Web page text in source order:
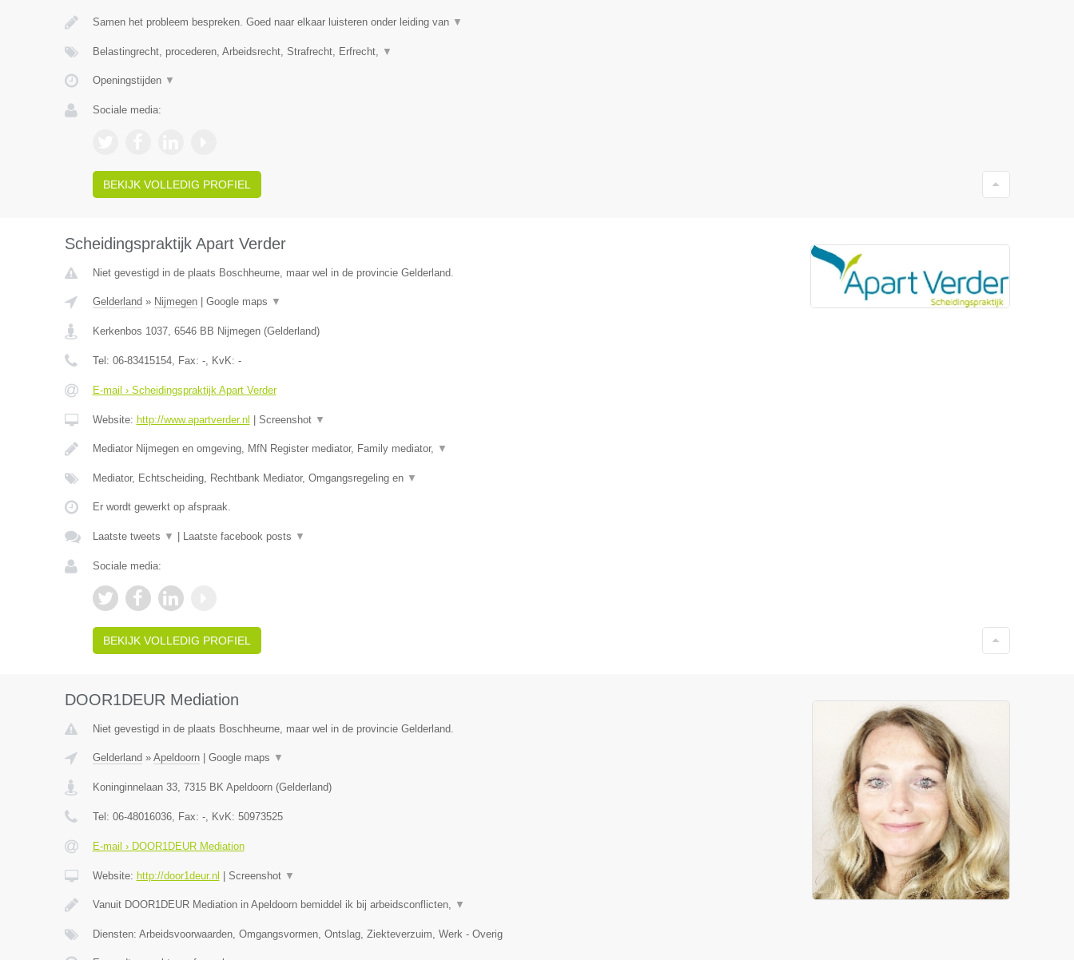
Samen het probleem bespreken. Goed naar elkaar luisteren onder leiding van ▼
Belastingrecht, procederen, Arbeidsrecht, Strafrecht, Erfrecht, ▼
Openingstijden ▼
Sociale media:
BEKIJK VOLLEDIG PROFIEL
Scheidingspraktijk Apart Verder
Niet gevestigd in de plaats Boschheurne, maar wel in de provincie Gelderland.
Gelderland » Nijmegen| Google maps ▼
Kerkenbos 1037, 6546 BB Nijmegen(Gelderland)
Tel: 06-83415154, Fax: -, KvK: -
E-mail › Scheidingspraktijk Apart Verder
Website: http://www.apartverder.nl Screenshot ▼
Mediator Nijmegen en omgeving, MfN Register mediator, Family mediator, ▼
Mediator, Echtscheiding, Rechtbank Mediator, Omgangsregeling en ▼
Er wordt gewerkt op afspraak.
Laatste tweets ▼ Laatste facebook posts ▼
Sociale media:
BEKIJK VOLLEDIG PROFIEL
DOOR1DEUR Mediation
Niet gevestigd in de plaats Boschheurne, maar wel in de provincie Gelderland.
Gelderland » Apeldoorn| Google maps ▼
Koninginnelaan 33, 7315 BK Apeldoorn(Gelderland)
Tel: 06-48016036, Fax: -, KvK: 50973525
E-mail › DOOR1DEUR Mediation
Website: http://door1deur.nl Screenshot ▼
Vanuit DOOR1DEUR Mediation in Apeldoorn bemiddel ik bij arbeidsconflicten, ▼
Diensten: Arbeidsvoorwaarden, Omgangsvormen, Ontslag, Ziekteverzuim, Werk - Overig